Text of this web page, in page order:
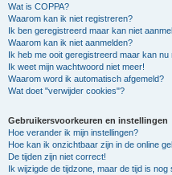
Wat is COPPA?
Waarom kan ik niet registreren?
Ik ben geregistreerd maar kan niet
Waarom kan ik niet aanmelden?
Ik heb me ooit geregistreerd maar kan nu
Ik weet mijn wachtwoord niet meer!
Waarom word ik automatisch afgemeld?
Wat doet "verwijder cookies"?
Gebruikersvoorkeuren en instellingen
Hoe verander ik mijn instellingen?
Hoe kan ik onzichtbaar zijn in de online
De tijden zijn niet correct!
Ik wijzigde de tijdzone, maar de tijd is